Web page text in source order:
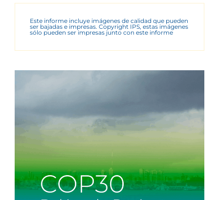
Este informe incluye imágenes de calidad que pueden
ser bajadas e impresas. Copyright IPS, estas imágenes
sólo pueden ser impresas junto con este informe